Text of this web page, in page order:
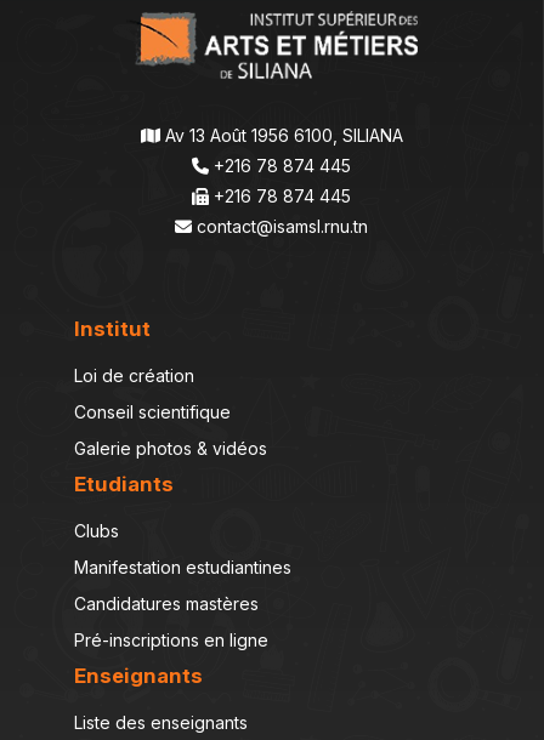
Av 13 Août 1956 6100, SILIANA
+216 78 874 445
+216 78 874 445
contact@isamsl.rnu.tn
Institut
Loi de création
Conseil scientifique
Galerie photos & vidéos
Etudiants
Clubs
Manifestation estudiantines
Candidatures mastères
Pré-inscriptions en ligne
Enseignants
Liste des enseignants